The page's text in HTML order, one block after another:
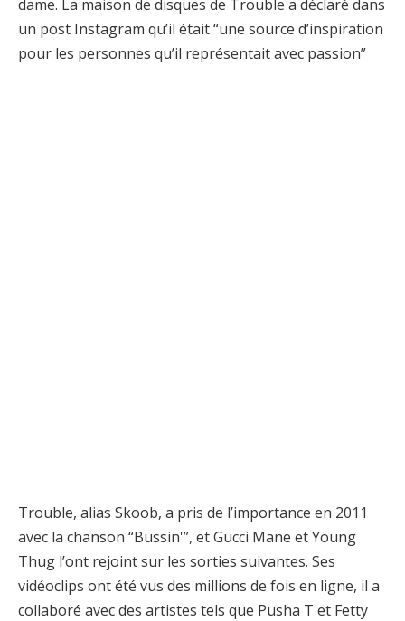
dame. La maison de disques de Trouble a déclaré dans
un post Instagram qu’il était “une source d’inspiration
pour les personnes qu’il représentait avec passion”
Trouble, alias Skoob, a pris de l’importance en 2011
avec la chanson “Bussin'”, et Gucci Mane et Young
Thug l’ont rejoint sur les sorties suivantes. Ses
vidéoclips ont été vus des millions de fois en ligne, il a
collaboré avec des artistes tels que Pusha T et Fetty